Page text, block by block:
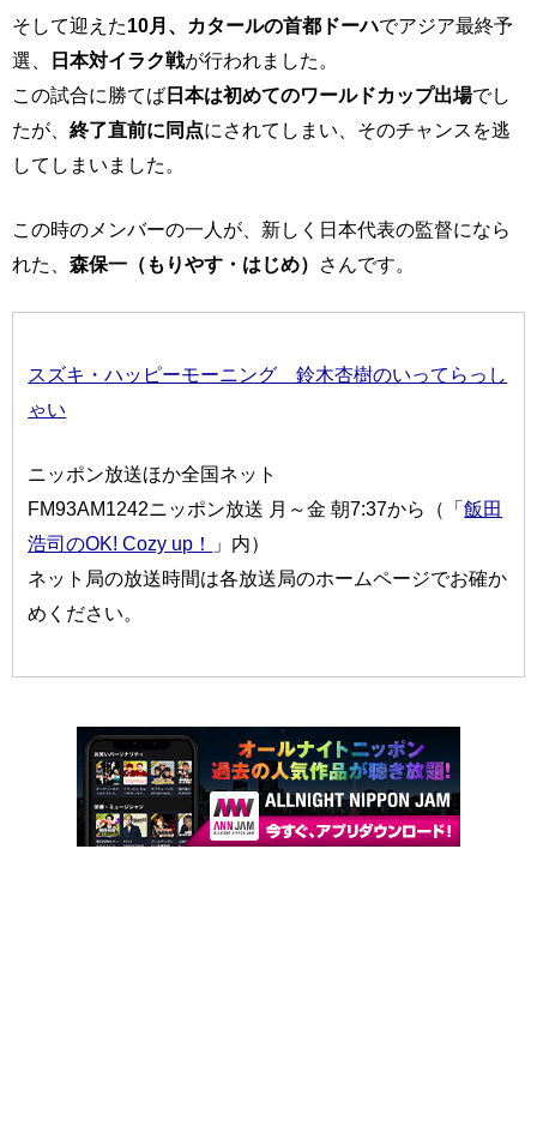
そして迎えた10月、カタールの首都ドーハでアジア最終予
選、
日本対イラク戦が行われました。
この試合に勝てば日本は初めてのワールドカップ出場でし
たが、 終了直前に同点にされてしまい、そのチャンスを逃
してしまいました。
この時のメンバーの一人が、新しく日本代表の監督になら
れた、 森保一（もりやす・はじめ） さんです。
スズキ・ハッピーモーニング 鈴木杏樹のいってらっし
ゃい
ニッポン放送ほか全国ネット
FM93AM1242ニッポン放送 月～金 朝7:37から（「飯田
浩司のOK! Cozy up！
」内）
ネット局の放送時間は各放送局のホームページでお確か
めください。